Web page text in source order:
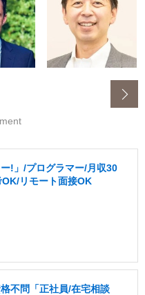
!」/プログラマー/月収30
リモート面接OK
不問「正社員/在宅相談